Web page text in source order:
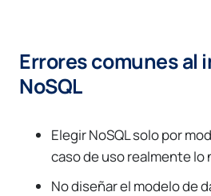
Errores comunes al
NoSQL
Elegir NoSQL solo por
caso de uso realmente lo
No diseñar el modelo de